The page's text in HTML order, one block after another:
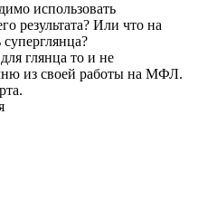
использовать
результата? Или что на
глянца то и не
из своей работы на МФЛ.